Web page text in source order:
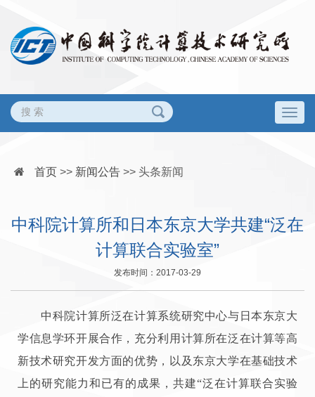
首页 >> 新闻公告 >> 头条新闻
中科院计算所和日本东京大学共建“泛在
计算联合实验室”
发布时间：2017-03-29
中科院计算所泛在计算系统研究中心与日本东京大
学信息学环开展合作，充分利用计算所在泛在计算等高
新技术研究开发方面的优势，以及东京大学在基础技术
上的研究能力和已有的成果，共建“泛在计算联合实验